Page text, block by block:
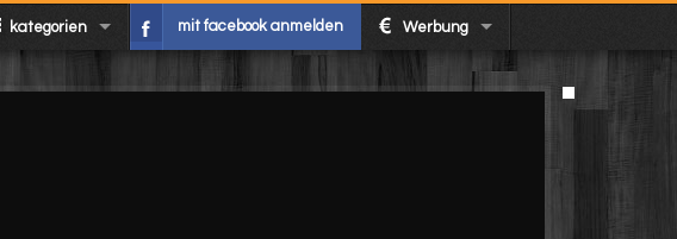
kategorien mit facebook anmelden Werbung